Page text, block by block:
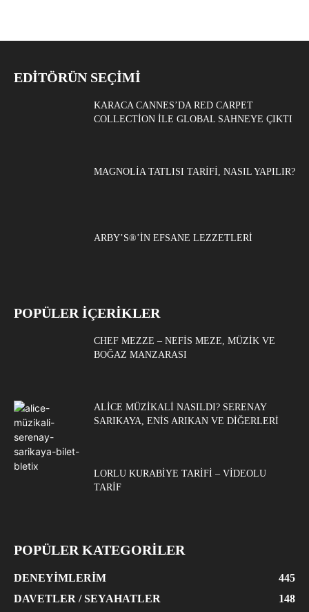
EDITÖRÜN SEÇIMI
KARACA CANNES’DA RED CARPET
COLLECTION ILE GLOBAL SAHNEYE ÇIKTI
MAGNOLIA TATLISI TARIFI, NASIL YAPILIR?
ARBY’S®’IN EFSANE LEZZETLERI
POPÜLER İÇERİKLER
CHEF MEZZE – NEFIS MEZE, MÜZIK VE
BOĞAZ MANZARASI
ALICE MÜZIKALI NASILDI? SERENAY
SARIKAYA, ENIS ARIKAN VE DIĞERLERI
LORLU KURABIYE TARIFI – VIDEOLU
TARIF
POPÜLER KATEGORİLER
DENEYIMLERIM
445
DAVETLER / SEYAHATLER
148